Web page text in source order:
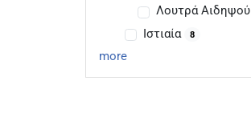
Λουτρά Αιδηψού
Ιστιαία 8
more